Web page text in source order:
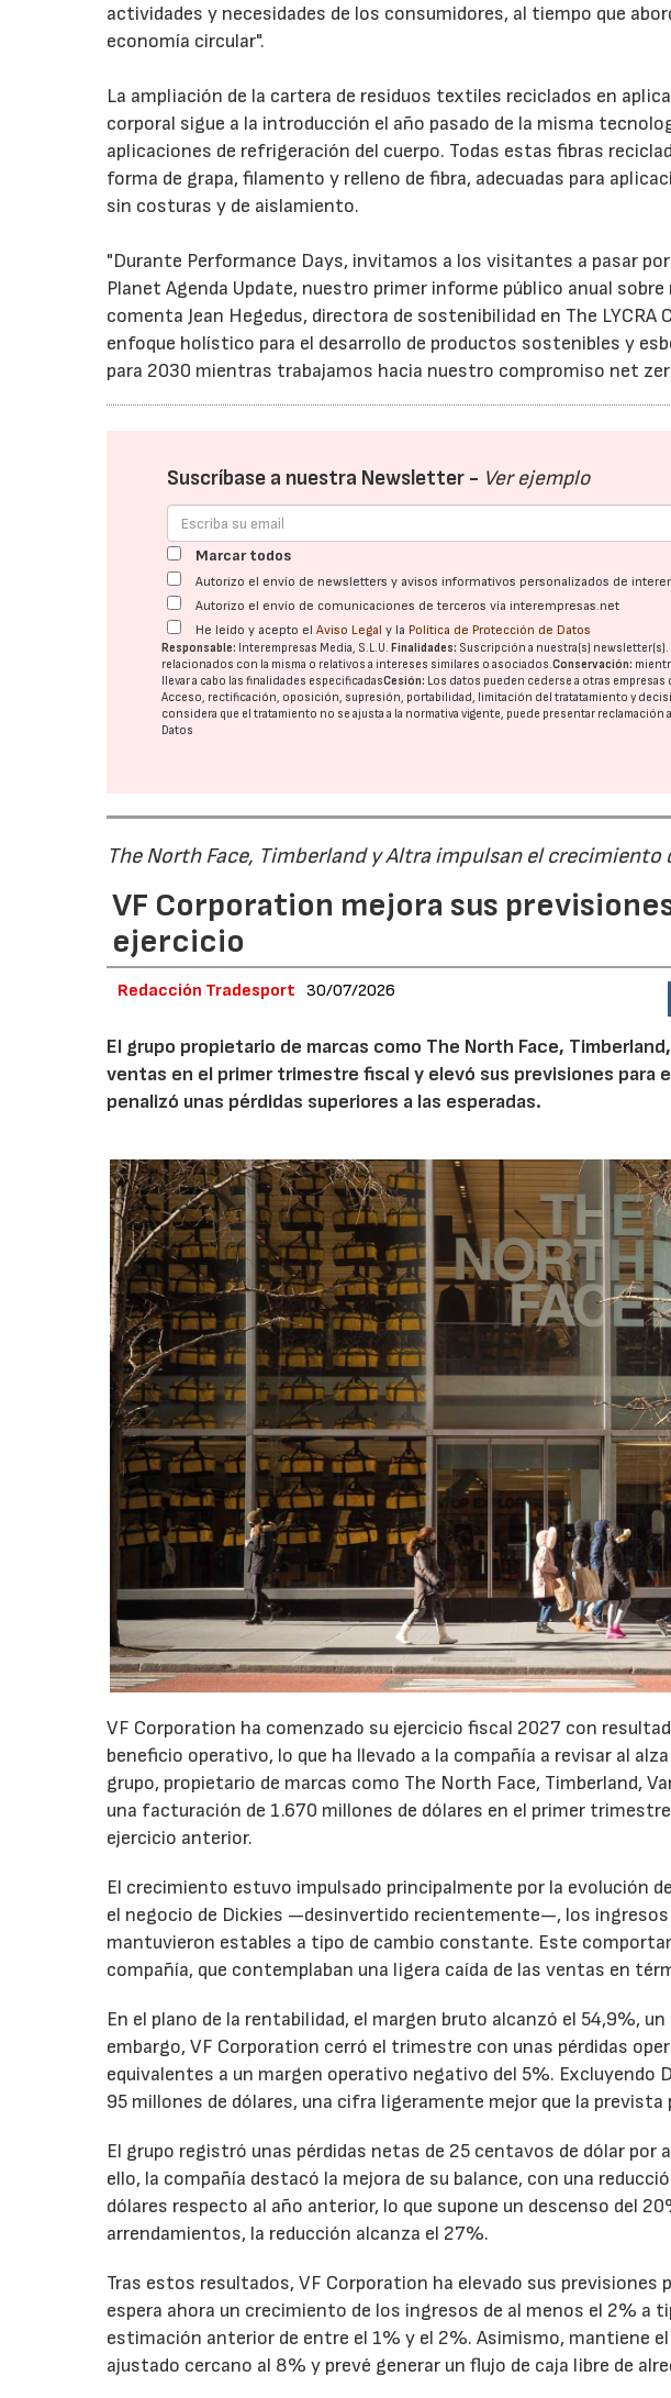
actividades y necesidades de los consumidores, al tiempo que
economía circular".
La ampliación de la cartera de residuos textiles reciclados en
corporal sigue a la introducción el año pasado de la misma
aplicaciones de refrigeración del cuerpo. Todas estas fibras
forma de grapa, filamento y relleno de fibra, adecuadas para
sin costuras y de aislamiento.
"Durante Performance Days, invitamos a los visitantes a pasar
Planet Agenda Update, nuestro primer informe público anual
comenta Jean Hegedus, directora de sostenibilidad en The
enfoque holístico para el desarrollo de productos sostenibles y
para 2030 mientras trabajamos hacia nuestro compromiso net
Suscríbase a nuestra Newsletter - Ver ejemplo
Marcar todos
Autorizo el envío de newsletters y avisos informativos personalizados de
Autorizo el envío de comunicaciones de terceros vía interempresas.net
He leído y acepto elAviso Legal y la Política de Protección de Datos
Responsable: Interempresas Media, S.L.U. Finalidades: Suscripción a nuestra(s)
relacionados con la misma o relativos a intereses similares o asociados.Conservación:
llevar a cabo las finalidades especificadasCesión: Los datos pueden cederse a otras empresas
Acceso, rectificación, oposición, supresión, portabilidad, limitación del tratatamiento y
considera que el tratamiento no se ajusta a la normativa vigente, puede presentar reclamación
Datos
The North Face, Timberland y Altra impulsan el crecimiento
VF Corporation mejora sus
ejercicio
Redacción Tradesport 30/07/2026
El grupo propietario de marcas como The North Face,
ventas en el primer trimestre fiscal y elevó sus previsiones para
penalizó unas pérdidas superiores a las esperadas.
VF Corporation ha comenzado su ejercicio fiscal 2027 con
beneficio operativo, lo que ha llevado a la compañía a revisar al
grupo, propietario de marcas como The North Face, Timberland,
una facturación de 1.670 millones de dólares en el primer
ejercicio anterior.
El crecimiento estuvo impulsado principalmente por la evolución
el negocio de Dickies —desinvertido recientemente—, los
mantuvieron estables a tipo de cambio constante. Este
compañía, que contemplaban una ligera caída de las ventas en
En el plano de la rentabilidad, el margen bruto alcanzó el 54,9%,
embargo, VF Corporation cerró el trimestre con unas pérdidas
equivalentes a un margen operativo negativo del 5%. Excluyendo
95 millones de dólares, una cifra ligeramente mejor que la prevista
El grupo registró unas pérdidas netas de 25 centavos de dólar por
ello, la compañía destacó la mejora de su balance, con una
dólares respecto al año anterior, lo que supone un descenso del
arrendamientos, la reducción alcanza el 27%.
Tras estos resultados, VF Corporation ha elevado sus previsiones
espera ahora un crecimiento de los ingresos de al menos el 2% a
estimación anterior de entre el 1% y el 2%. Asimismo, mantiene
ajustado cercano al 8% y prevé generar un flujo de caja libre de